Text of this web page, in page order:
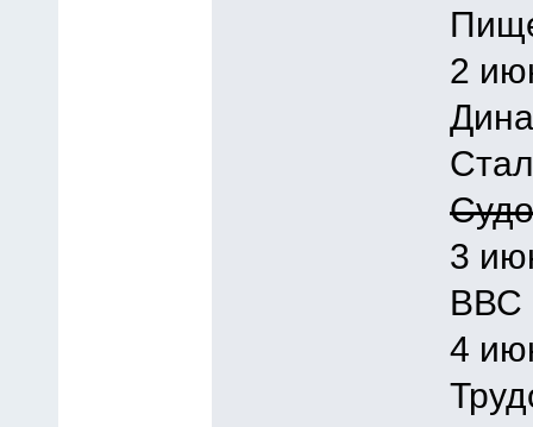
2
3
ВВС
4